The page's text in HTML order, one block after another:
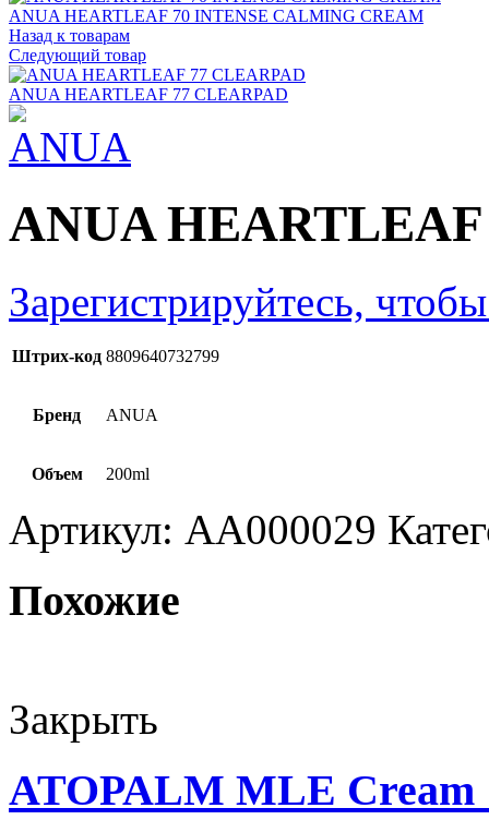
ANUA HEARTLEAF 70 INTENSE CALMING CREAM
Назад к товарам
Следующий товар
ANUA HEARTLEAF 77 CLEARPAD
ANUA
Зарегистрируйтесь,
Штрих-код 8809640732799
Бренд ANUA
Объем 200ml
Артикул: AA000029
Похожие
Закрыть
ATOPALM MLE Cream